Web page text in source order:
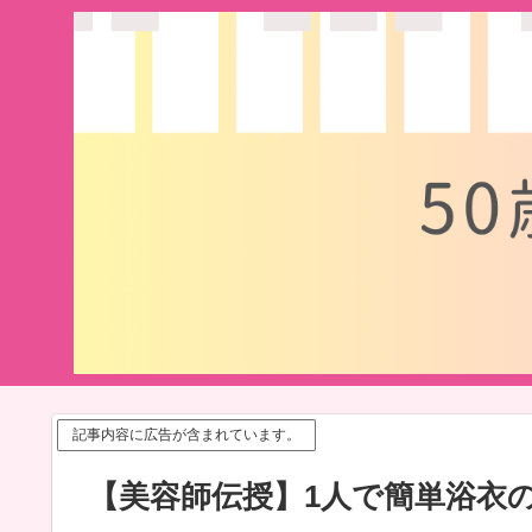
記事内容に広告が含まれています。
【美容師伝授】1人で簡単浴